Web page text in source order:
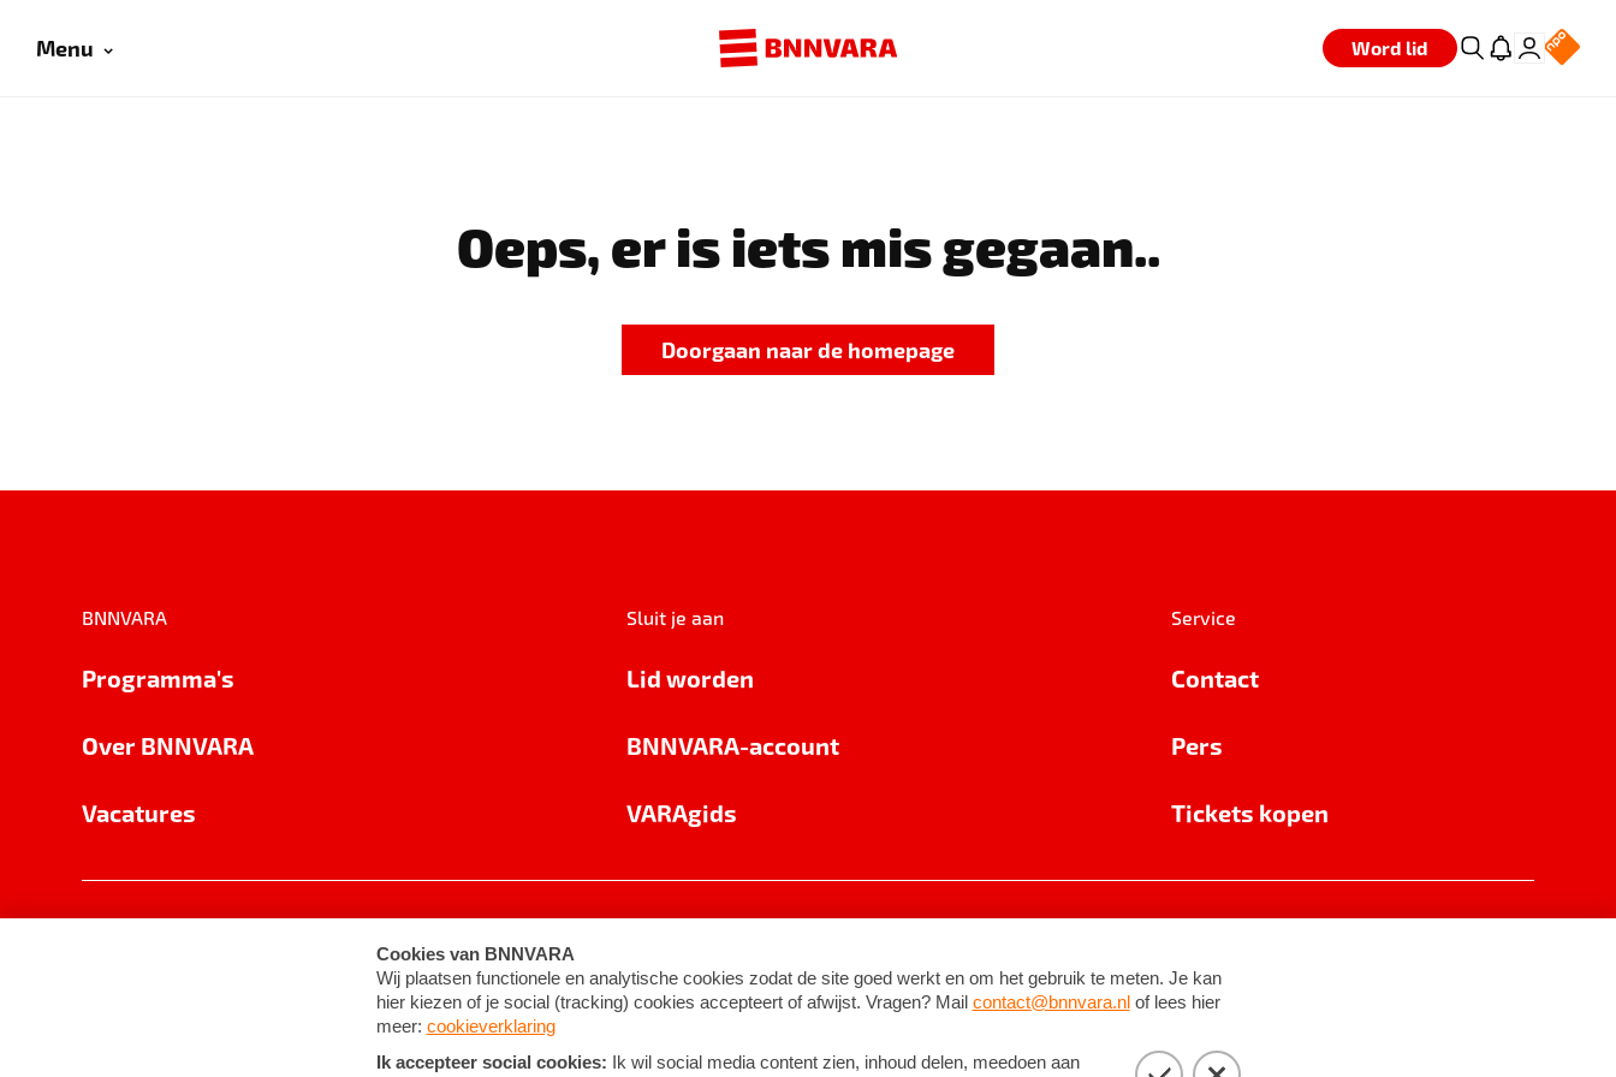
Menu Word lid
Oeps, er is iets mis gegaan..
Doorgaan naar de homepage
BNNVARA
Programma's
Over BNNVARA
Vacatures
Sluit je aan
Lid worden
BNNVARA-account
VARAgids
Service
Contact
Pers
Tickets kopen
Cookie-instellingen Algemene voorwaarden ©2026BNNVARA